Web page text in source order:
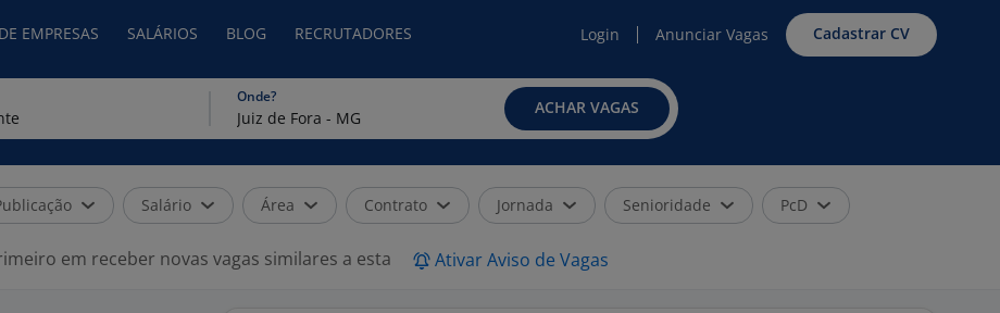
EMPRESAS SALÁRIOS BLOG RECRUTADORES Login Anunciar Vagas Cadastrar CV
Onde?
ACHAR VAGAS
Salário Área Contrato Jornada Senioridade PcD
em receber novas vagas similares a esta Ativar Aviso de Vagas